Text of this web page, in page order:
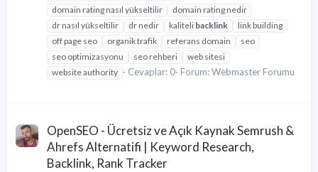
domain rating nasıl yükseltilir
domain rating nedir
dr nasıl yükseltilir
dr nedir kaliteli backlink
link building
off page seo
organik trafik referans domain
seo
seo optimizasyonu
seo rehberi
web sitesi
website authority
Cevaplar: 0 Forum:Webmaster Forumu
OpenSEO - Ücretsiz ve Açık Kaynak Semrush &
Ahrefs Alternatifi | Keyword Research,
Backlink, Rank Tracker